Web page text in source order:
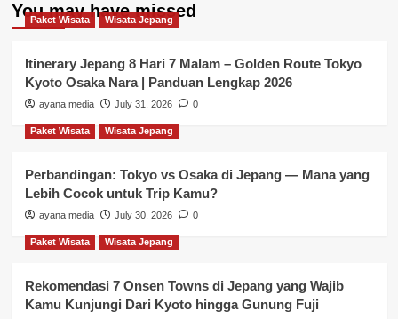
Di
Singapore
You may have missed
Paket Wisata Wisata Jepang
Itinerary Jepang 8 Hari 7 Malam – Golden Route Tokyo
Kyoto Osaka Nara | Panduan Lengkap 2026
ayana media July 31, 2026 0
Paket Wisata Wisata Jepang
Perbandingan: Tokyo vs Osaka di Jepang — Mana yang
Lebih Cocok untuk Trip Kamu?
ayana media July 30, 2026 0
Paket Wisata Wisata Jepang
Rekomendasi 7 Onsen Towns di Jepang yang Wajib
Kamu Kunjungi Dari Kyoto hingga Gunung Fuji